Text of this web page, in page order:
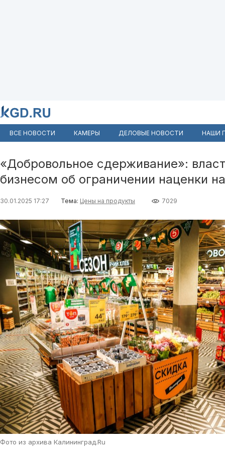
ВСЕ НОВОСТИ КАМЕРЫ ДЕЛОВЫЕ НОВОСТИ НАШИ
«Добровольное сдерживание»:
бизнесом об ограничении наценки
30.01.2025 17:27 Тема: Цены на продукты 7029
Фото из архива Калининград.Ru